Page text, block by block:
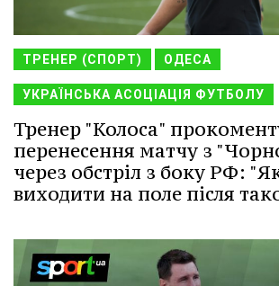
ТРЕНЕР (СПОРТ) ОДЕСА
УКРАЇНСЬКА АСОЦІАЦІЯ ФУТБОЛУ
Тренер "Колоса"
перенесення матчу з
через обстріл з боку РФ:
виходити на поле після